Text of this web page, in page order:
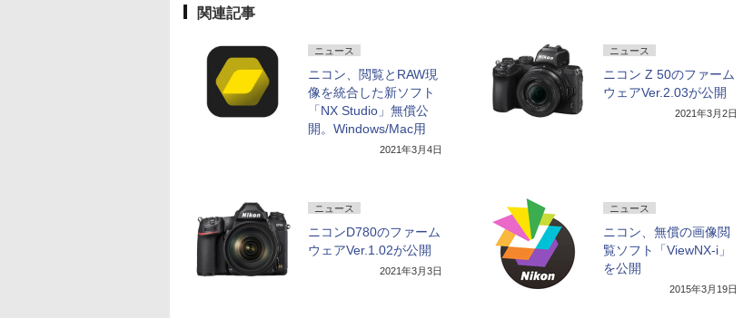
関連記事
ニュース
ニコン、閲覧とRAW現
像を統合した新ソフト
「NX Studio」無償公
開。Windows/Mac用
2021年3月4日
ニュース
ニコン Z 50のファーム
ウェアVer.2.03が公開
2021年3月2日
ニュース
ニコンD780のファーム
ウェアVer.1.02が公開
2021年3月3日
ニュース
ニコン、無償の画像閲
覧ソフト「ViewNX-i」
を公開
2015年3月19日